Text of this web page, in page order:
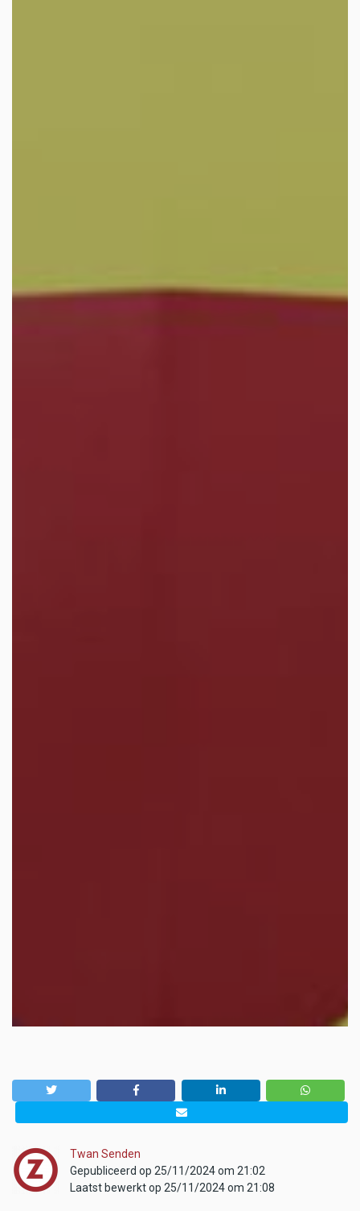
Twan Senden
Gepubliceerd op 25/11/2024 om 21:02
Laatst bewerkt op 25/11/2024 om 21:08